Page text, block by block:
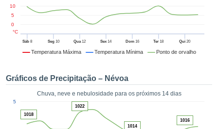
digital
fornecer-
de alta
ACEITAR
Temperatura Máxima Temperatura Mínima Ponto de orvalho
Sáb8 Seg10 Qua12 Sex 14 Dom16 Ter 18 Qui 20
0
5
10
°C
Gráficos de Precipitação – Névoa
Chuva, neve e nebulosidade para os próximos 14 dias
5
1018
1022
1014
1016